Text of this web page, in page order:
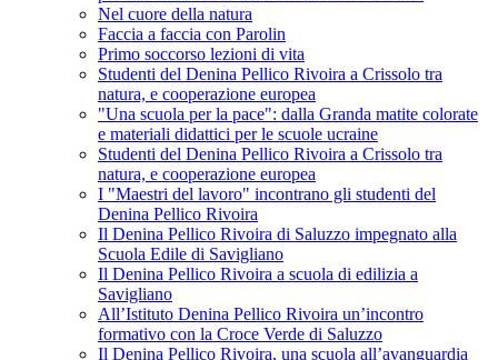
Nel cuore della natura
Faccia a faccia con Parolin
Primo soccorso lezioni di vita
Studenti del Denina Pellico Rivoira a Crissolo tra
natura, e cooperazione europea
"Una scuola per la pace": dalla Granda matite colorate
e materiali didattici per le scuole ucraine
Studenti del Denina Pellico Rivoira a Crissolo tra
natura, e cooperazione europea
I "Maestri del lavoro" incontrano gli studenti del
Denina Pellico Rivoira
Il Denina Pellico Rivoira di Saluzzo impegnato alla
Scuola Edile di Savigliano
Il Denina Pellico Rivoira a scuola di edilizia a
Savigliano
All’Istituto Denina Pellico Rivoira un’incontro
formativo con la Croce Verde di Saluzzo
Il Denina Pellico Rivoira, una scuola all’avanguardia